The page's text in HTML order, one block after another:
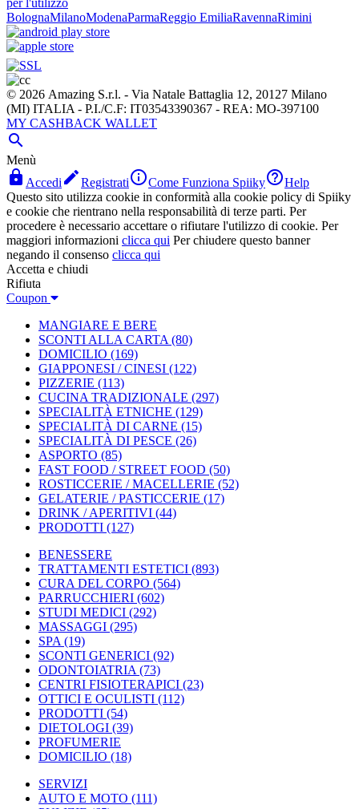
per l'utilizzo
BolognaMilanoModenaParmaReggio EmiliaRavennaRimini
© 2026 Amazing S.r.l. - Via Natale Battaglia 12, 20127 Milano
(MI) ITALIA - P.I./C.F: IT03543390367 - REA: MO-397100
MY CASHBACK WALLET

Menù
 Accedi RegistratiCome Funziona SpiikyHelp
Questo sito utilizza cookie in conformità alla cookie policy di Spiiky
e cookie che rientrano nella responsabilità di terze parti. Per
procedere è necessario accettare o rifiutare l'utilizzo di cookie. Per
maggiori informazioni clicca qui Per chiudere questo banner
negando il consenso clicca qui
Accetta e chiudi
Rifiuta
Coupon
MANGIARE E BERE
SCONTI ALLA CARTA (80)
DOMICILIO (169)
GIAPPONESI / CINESI (122)
PIZZERIE (113)
CUCINA TRADIZIONALE (297)
SPECIALITÀ ETNICHE (129)
SPECIALITÀ DI CARNE (15)
SPECIALITÀ DI PESCE (26)
ASPORTO (85)
FAST FOOD / STREET FOOD (50)
ROSTICCERIE / MACELLERIE (52)
GELATERIE / PASTICCERIE (17)
DRINK / APERITIVI (44)
PRODOTTI (127)
BENESSERE
TRATTAMENTI ESTETICI (893)
CURA DEL CORPO (564)
PARRUCCHIERI (602)
STUDI MEDICI (292)
MASSAGGI (295)
SPA (19)
SCONTI GENERICI (92)
ODONTOIATRIA (73)
CENTRI FISIOTERAPICI (23)
OTTICI E OCULISTI (112)
PRODOTTI (54)
DIETOLOGI (39)
PROFUMERIE
DOMICILIO (18)
SERVIZI
AUTO E MOTO (111)